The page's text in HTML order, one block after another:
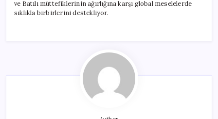
ve Batılı müttefiklerinin ağırlığına karşı global meselelerde
sıklıkla birbirlerini destekliyor.